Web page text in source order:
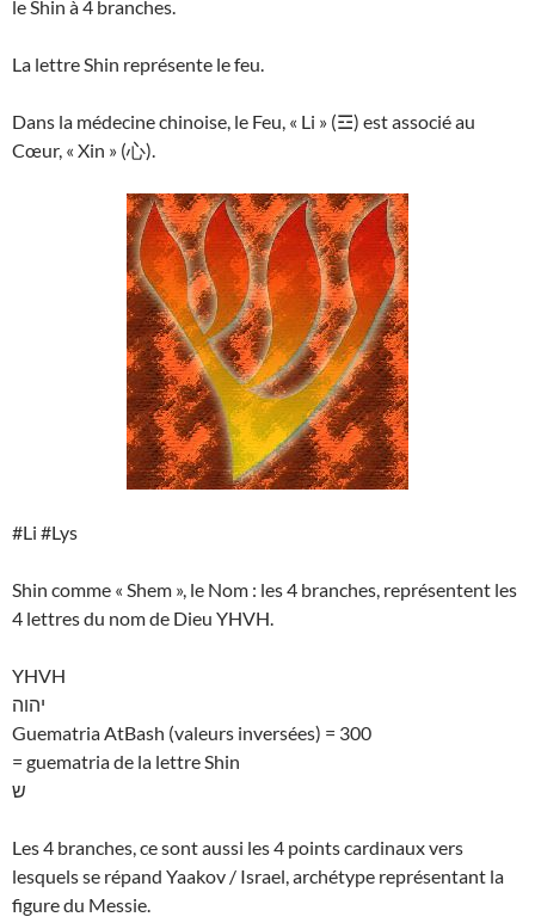
le Shin à 4 branches.
La lettre Shin représente le feu.
Dans la médecine chinoise, le Feu, « Li » (☲) est associé au
Cœur, « Xin » (心).
#Li #Lys
Shin comme « Shem », le Nom : les 4 branches, représentent les
4 lettres du nom de Dieu YHVH.
YHVH
יהוה
Guematria AtBash (valeurs inversées) = 300
= guematria de la lettre Shin
ש
Les 4 branches, ce sont aussi les 4 points cardinaux vers
lesquels se répand Yaakov / Israel, archétype représentant la
figure du Messie.